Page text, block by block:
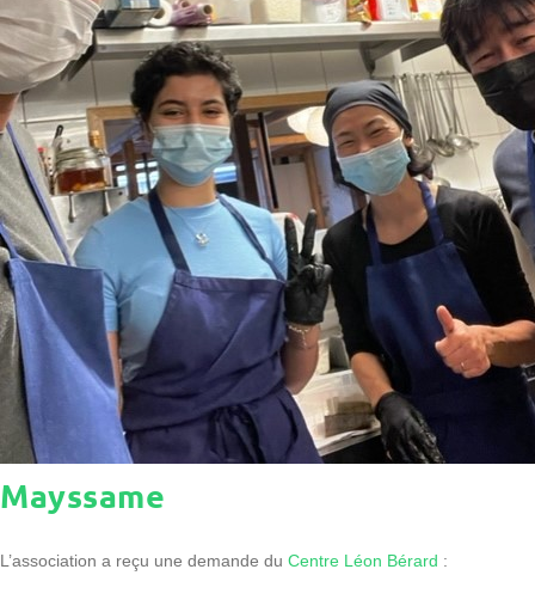
Mayssame
L’association a reçu une demande du Centre Léon Bérard :